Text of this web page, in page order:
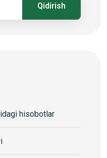
Qidirish
hisobotlar